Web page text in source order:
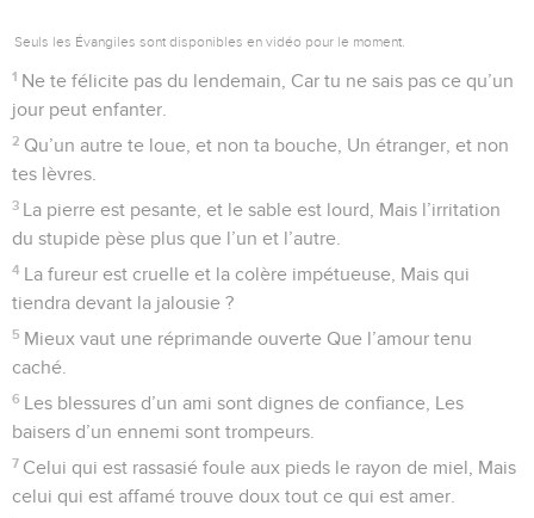
Seuls les Évangiles sont disponibles en vidéo pour le moment.
1 Ne te félicite pas du lendemain, Car tu ne sais pas ce qu’un
jour peut enfanter.
2 Qu’un autre te loue, et non ta bouche, Un étranger, et non
tes lèvres.
3 La pierre est pesante, et le sable est lourd, Mais l’irritation
du stupide pèse plus que l’un et l’autre.
4 La fureur est cruelle et la colère impétueuse, Mais qui
tiendra devant la jalousie ?
5 Mieux vaut une réprimande ouverte Que l’amour tenu
caché.
6 Les blessures d’un ami sont dignes de confiance, Les
baisers d’un ennemi sont trompeurs.
7 Celui qui est rassasié foule aux pieds le rayon de miel, Mais
celui qui est affamé trouve doux tout ce qui est amer.